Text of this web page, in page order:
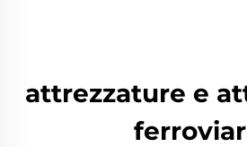
attrezzature e